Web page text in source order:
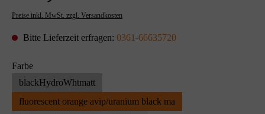
Preise inkl. MwSt. zzgl. Versandkosten
Bitte Lieferzeit erfragen: 0361-66635720
Farbe
blackHydroWhtmatt
fluorescent orange avip/uranium black ma